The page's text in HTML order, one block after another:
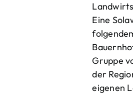
Eine
Gruppe
der
eigenen